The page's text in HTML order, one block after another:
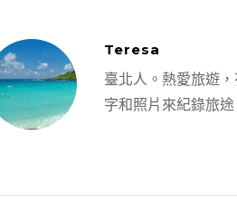
【香港自由行】西九龍中心：吃喝
Teresa
臺北人。熱愛旅遊
字和照片來紀錄旅